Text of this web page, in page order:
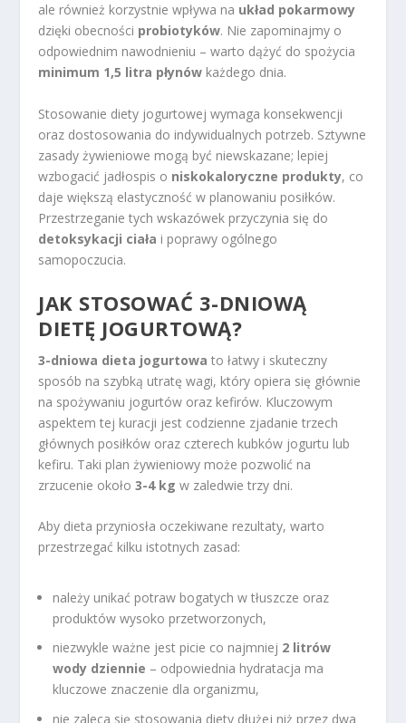
ale również korzystnie wpływa na układ pokarmowy
dzięki obecności probiotyków. Nie zapominajmy o
odpowiednim nawodnieniu – warto dążyć do spożycia
minimum 1,5 litra płynów każdego dnia.
Stosowanie diety jogurtowej wymaga konsekwencji
oraz dostosowania do indywidualnych potrzeb. Sztywne
zasady żywieniowe mogą być niewskazane; lepiej
wzbogacić jadłospis o niskokaloryczne produkty, co
daje większą elastyczność w planowaniu posiłków.
Przestrzeganie tych wskazówek przyczynia się do
detoksykacji ciała i poprawy ogólnego
samopoczucia.
JAK STOSOWAĆ 3-DNIOWĄ
DIETĘ JOGURTOWĄ?
3-dniowa dieta jogurtowa to łatwy i skuteczny
sposób na szybką utratę wagi, który opiera się głównie
na spożywaniu jogurtów oraz kefirów. Kluczowym
aspektem tej kuracji jest codzienne zjadanie trzech
głównych posiłków oraz czterech kubków jogurtu lub
kefiru. Taki plan żywieniowy może pozwolić na
zrzucenie około3-4 kg w zaledwie trzy dni.
Aby dieta przyniosła oczekiwane rezultaty, warto
przestrzegać kilku istotnych zasad:
należy unikać potraw bogatych w tłuszcze oraz
produktów wysoko przetworzonych,
niezwykle ważne jest picie co najmniej 2 litrów
wody dziennie – odpowiednia hydratacja ma
kluczowe znaczenie dla organizmu,
nie zaleca się stosowania diety dłużej niż przez dwa